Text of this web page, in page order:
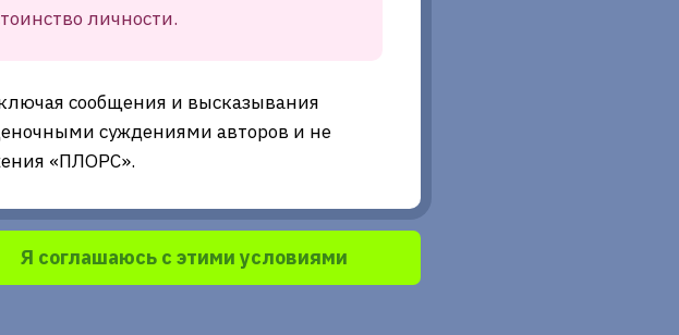
личности.
сообщения и высказывания
суждениями авторов и не
«ПЛОРС».